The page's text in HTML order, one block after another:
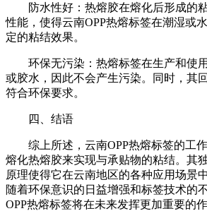
防水性好：热熔胶在熔化后形成的
性能，使得云南OPP热熔标签在潮湿或
定的粘结效果。
环保无污染：热熔标签在生产和使
或胶水，因此不会产生污染。同时，其
符合环保要求。
四、结语
综上所述，云南OPP热熔标签的工
熔化热熔胶来实现与承贴物的粘结。其
原理使得它在云南地区的各种应用场景
随着环保意识的日益增强和标签技术的
OPP热熔标签将在未来发挥更加重要的作